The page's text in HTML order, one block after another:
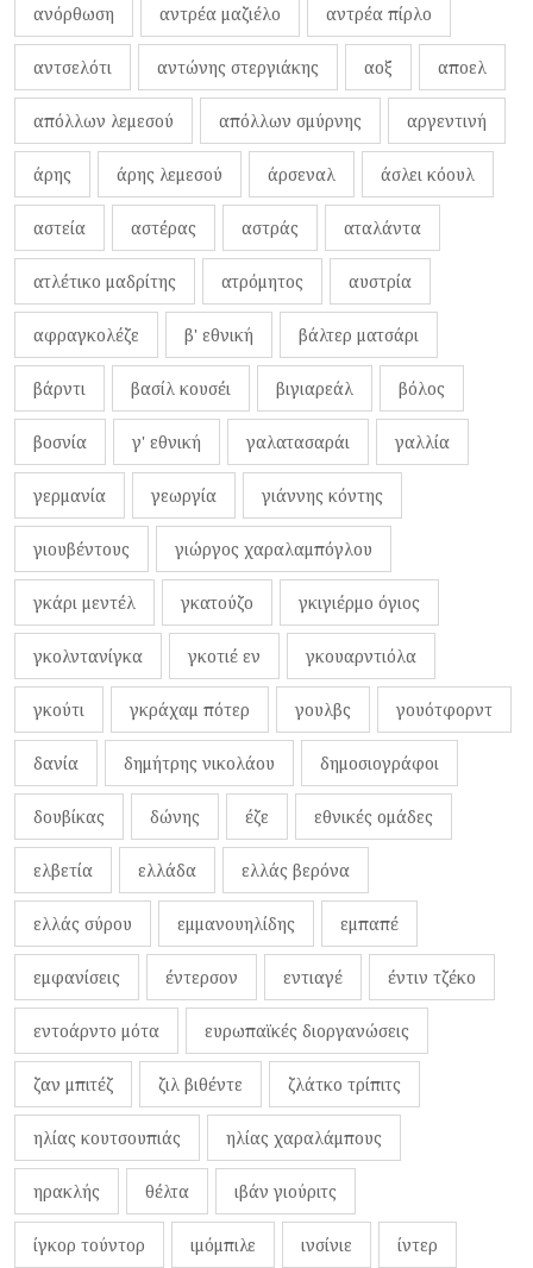
ανόρθωση αντρέα μαζιέλο αντρέα πίρλο
αντσελότι αντώνης στεργιάκης αοξ αποελ
απόλλων λεμεσού απόλλων σμύρνης αργεντινή
άρης άρης λεμεσού άρσεναλ άσλει κόουλ
αστεία αστέρας αστράς αταλάντα
ατλέτικο μαδρίτης ατρόμητος αυστρία
αφραγκολέζε β' εθνική βάλτερ ματσάρι
βάρντι βασίλ κουσέι βιγιαρεάλ βόλος
βοσνία γ' εθνική γαλατασαράι γαλλία
γερμανία γεωργία γιάννης κόντης
γιουβέντους γιώργος χαραλαμπόγλου
γκάρι μεντέλ γκατούζο γκιγιέρμο όγιος
γκολντανίγκα γκοτιέ εν γκουαρντιόλα
γκούτι γκράχαμ πότερ γουλβς γουότφορντ
δανία δημήτρης νικολάου δημοσιογράφοι
δουβίκας δώνης έζε εθνικές ομάδες
ελβετία ελλάδα ελλάς βερόνα
ελλάς σύρου εμμανουηλίδης εμπαπέ
εμφανίσεις έντερσον εντιαγέ έντιν τζέκο
εντοάρντο μότα ευρωπαϊκές διοργανώσεις
ζαν μπιτέζ ζιλ βιθέντε ζλάτκο τρίπιτς
ηλίας κουτσουπιάς ηλίας χαραλάμπους
ηρακλής θέλτα ιβάν γιούριτς
ίγκορ τούντορ ιμόμπιλε ινσίνιε ίντερ